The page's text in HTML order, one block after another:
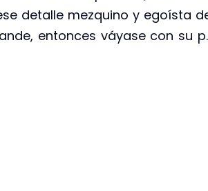
detalle mezquino y egoísta
entonces váyase con su